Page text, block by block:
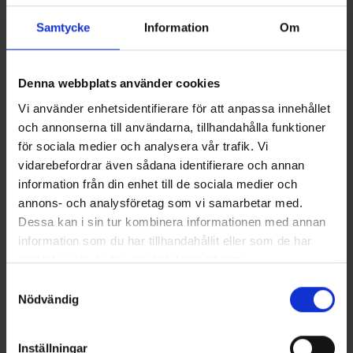
Samtycke Information Om
Denna webbplats använder cookies
Vi använder enhetsidentifierare för att anpassa innehållet
och annonserna till användarna, tillhandahålla funktioner
för sociala medier och analysera vår trafik. Vi
vidarebefordrar även sådana identifierare och annan
information från din enhet till de sociala medier och
annons- och analysföretag som vi samarbetar med.
Dessa kan i sin tur kombinera informationen med annan
information som du har tillhandahållit eller som de har
samlat in när du har använt deras tjänster.
Nödvändig
Inställningar
Twisted Tail - Svart Glitter
69 kr
Malgomaj Mormyska - Svart
Glitter och Fluo Orange Glitter
79 kr
Andra gillade även